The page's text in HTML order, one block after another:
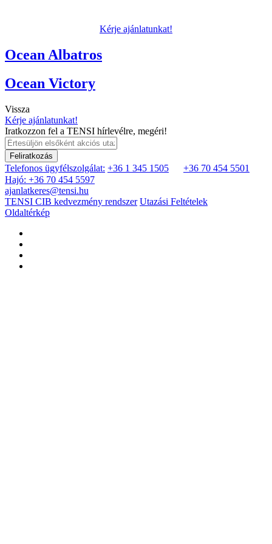
Kérje ajánlatunkat!
Ocean Albatros
Ocean Victory
Vissza
Kérje ajánlatunkat!
Iratkozzon fel a TENSI hírlevélre, megéri!
Feliratkozás
Telefonos ügyfélszolgálat: +36 1 345 1505
+36 70 454 5501
Hajó: +36 70 454 5597
ajanlatkeres@tensi.hu
TENSI CIB kedvezmény rendszer Utazási Feltételek
Oldaltérkép